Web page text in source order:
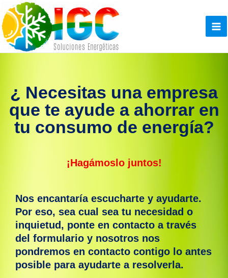
al
contenido
¿ Necesitas una empresa
que te ayude a ahorrar en
tu consumo de energía?
¡Hagámoslo juntos!
Nos encantaría escucharte y ayudarte.
Por eso, sea cual sea tu necesidad o
inquietud, ponte en contacto a través
del formulario y nosotros nos
pondremos en contacto contigo lo antes
posible para ayudarte a resolverla.